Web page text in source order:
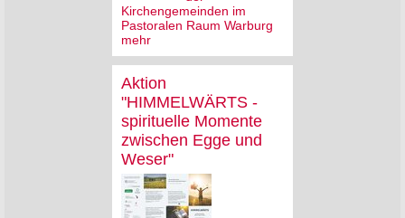
Kirchengemeinden im
Pastoralen Raum Warburg
mehr
Aktion
"HIMMELWÄRTS -
spirituelle Momente
zwischen Egge und
Weser"